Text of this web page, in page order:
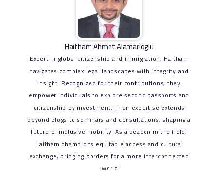
Haitham Ahmet Alamarioglu
Expert in global citizenship and immigration, Haitham
navigates complex legal landscapes with integrity and
insight. Recognized for their contributions, they
empower individuals to explore second passports and
citizenship by investment. Their expertise extends
beyond blogs to seminars and consultations, shaping a
future of inclusive mobility. As a beacon in the field,
Haitham champions equitable access and cultural
exchange, bridging borders for a more interconnected
world.